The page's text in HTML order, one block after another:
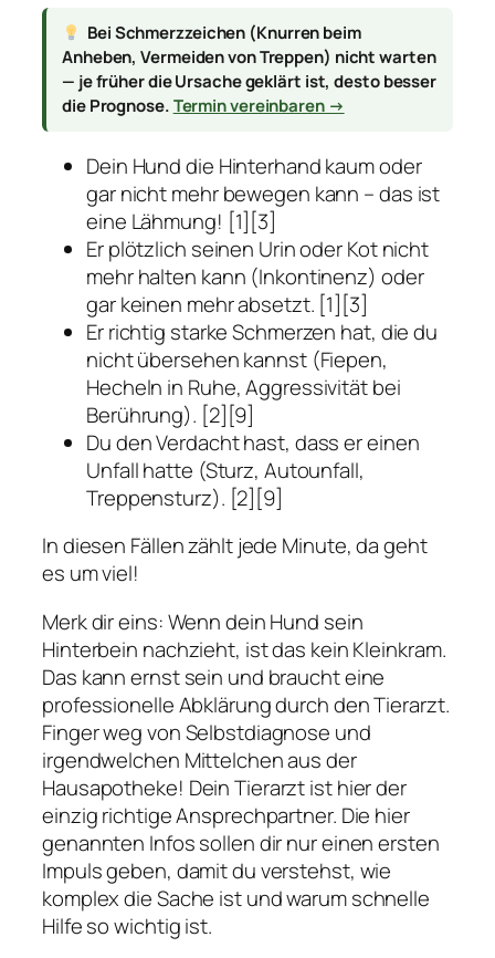
Bei Schmerzzeichen (Knurren beim
Anheben, Vermeiden von Treppen) nicht warten
— je früher die Ursache geklärt ist, desto besser
die Prognose.Termin vereinbaren →
Dein Hund die Hinterhand kaum oder
gar nicht mehr bewegen kann – das ist
eine Lähmung! [1][3]
Er plötzlich seinen Urin oder Kot nicht
mehr halten kann (Inkontinenz) oder
gar keinen mehr absetzt. [1][3]
Er richtig starke Schmerzen hat, die du
nicht übersehen kannst (Fiepen,
Hecheln in Ruhe, Aggressivität bei
Berührung). [2][9]
Du den Verdacht hast, dass er einen
Unfall hatte (Sturz, Autounfall,
Treppensturz). [2][9]
In diesen Fällen zählt jede Minute, da geht
es um viel!
Merk dir eins: Wenn dein Hund sein
Hinterbein nachzieht, ist das kein Kleinkram.
Das kann ernst sein und braucht eine
professionelle Abklärung durch den Tierarzt.
Finger weg von Selbstdiagnose und
irgendwelchen Mittelchen aus der
Hausapotheke! Dein Tierarzt ist hier der
einzig richtige Ansprechpartner. Die hier
genannten Infos sollen dir nur einen ersten
Impuls geben, damit du verstehst, wie
komplex die Sache ist und warum schnelle
Hilfe so wichtig ist.